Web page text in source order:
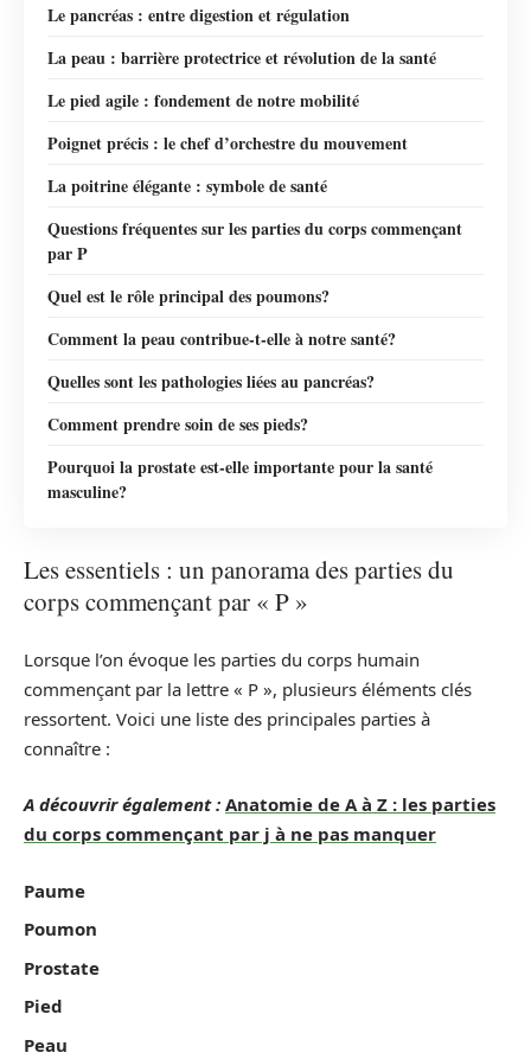
Le pancréas : entre digestion et régulation
La peau : barrière protectrice et révolution de la santé
Le pied agile : fondement de notre mobilité
Poignet précis : le chef d’orchestre du mouvement
La poitrine élégante : symbole de santé
Questions fréquentes sur les parties du corps commençant
par P
Quel est le rôle principal des poumons?
Comment la peau contribue-t-elle à notre santé?
Quelles sont les pathologies liées au pancréas?
Comment prendre soin de ses pieds?
Pourquoi la prostate est-elle importante pour la santé
masculine?
Les essentiels : un panorama des parties du
corps commençant par « P »
Lorsque l’on évoque les parties du corps humain
commençant par la lettre « P », plusieurs éléments clés
ressortent. Voici une liste des principales parties à
connaître :
A découvrir également : Anatomie de A à Z : les parties
du corps commençant par j à ne pas manquer
Paume
Poumon
Prostate
Pied
Peau